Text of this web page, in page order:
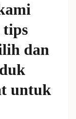
tips
dan
untuk